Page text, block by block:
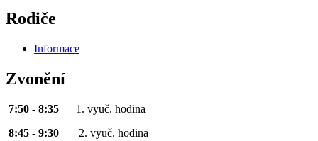
Rodiče
Informace
Zvonění
7:50 - 8:35 1. vyuč. hodina
8:45 - 9:30 2. vyuč. hodina